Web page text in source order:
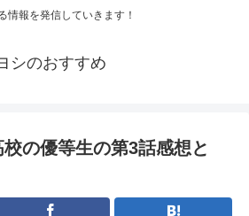
情報を発信していきます！
シのおすすめ
の優等生の第3話感想と